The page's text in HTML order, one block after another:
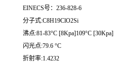
EINECS号：236-828-6
分子式:C8H19ClO2Si
沸点:81-83°C [8Kpa]109°C [30Kpa]
闪光点:79.6 °C
折射率:1.4232